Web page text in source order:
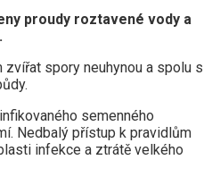
proudy roztavené vody a
spory neuhynou a spolu s
semenného
Nedbalý přístup k pravidlům
infekce a ztrátě velkého